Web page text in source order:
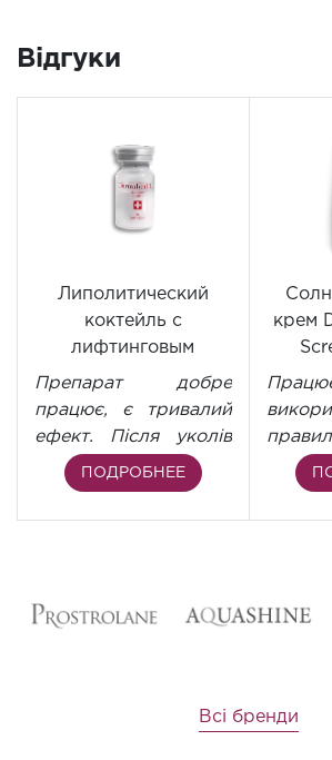
Відгуки
Липолитический
коктейль с
лифтинговым
эффектом Dermaheal
LL, 5 мл
Препарат добре
працює, є тривалий
ефект. Після уколів
може бути більш
тривалий набряк,
дотримуйтесь
ПОДРОБНЕЕ
крем
Всі бренди